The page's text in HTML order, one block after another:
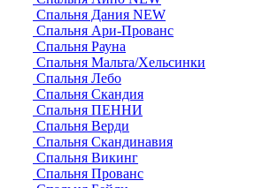
Спальня Дания NEW
Спальня Ари-Прованс
Спальня Рауна
Спальня Мальта/Хельсинки
Спальня Лебо
Спальня Скандия
Спальня ПЕННИ
Спальня Верди
Спальня Скандинавия
Спальня Викинг
Спальня Прованс